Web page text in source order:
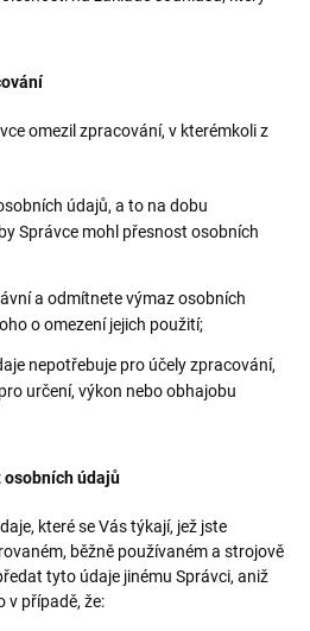
omezil zpracování, v kterémkoli z
údajů, a to na dobu
Správce mohl přesnost osobních
a odmítnete výmaz osobních
o omezení jejich použití;
nepotřebuje pro účely zpracování,
určení, výkon nebo obhajobu
údajů
které se Vás týkají, jež jste
běžně používaném a strojově
tyto údaje jinému Správci, aniž
v případě, že: